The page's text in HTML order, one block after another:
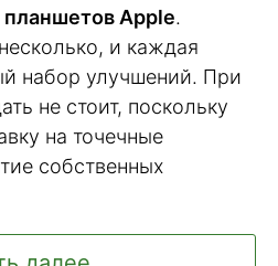
планшетов Apple.
и каждая
набор улучшений. При
не стоит, поскольку
на точечные
собственных